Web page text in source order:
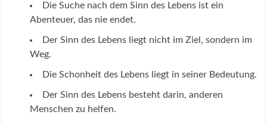
Die Suche nach dem Sinn des Lebens ist ein
Abenteuer, das nie endet.
Der Sinn des Lebens liegt nicht im Ziel, sondern im
Weg.
Die Schonheit des Lebens liegt in seiner Bedeutung.
Der Sinn des Lebens besteht darin, anderen
Menschen zu helfen.